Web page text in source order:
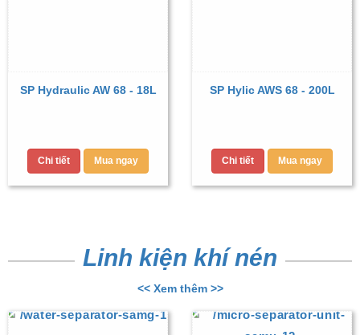
SP Hydraulic AW 68 - 18L
Chi tiết Mua ngay
SP Hylic AWS 68 - 200L
Chi tiết Mua ngay
Linh kiện khí nén
<< Xem thêm >>